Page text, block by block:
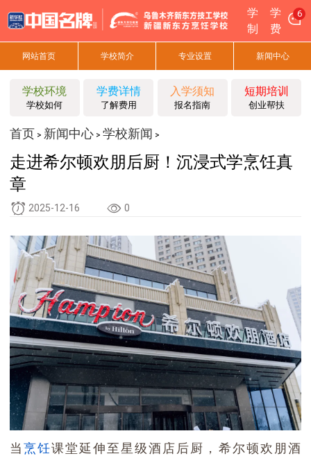
学
制
学
费
6
网站首页 学校简介 专业设置 新闻中心
学校环境
学校如何
学费详情
了解费用
入学须知
报名指南
短期培训
创业帮扶
首页 > 新闻中心> 学校新闻 >
走进希尔顿欢朋后厨！沉浸式学烹饪真
章
2025-12-16 0
当 烹饪课堂延伸至星级酒店后厨，希尔顿欢朋酒